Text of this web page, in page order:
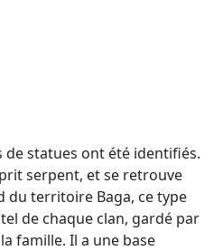
de statues ont été identifiés.
serpent, et se retrouve
territoire Baga, ce type
de chaque clan, gardé par
famille. Il a une base